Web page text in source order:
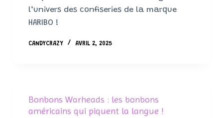
l’univers des confiseries de la marque
HARIBO !
CANDYCRAZY AVRIL 2, 2025
Bonbons Warheads : les bonbons
américains qui piquent la langue !